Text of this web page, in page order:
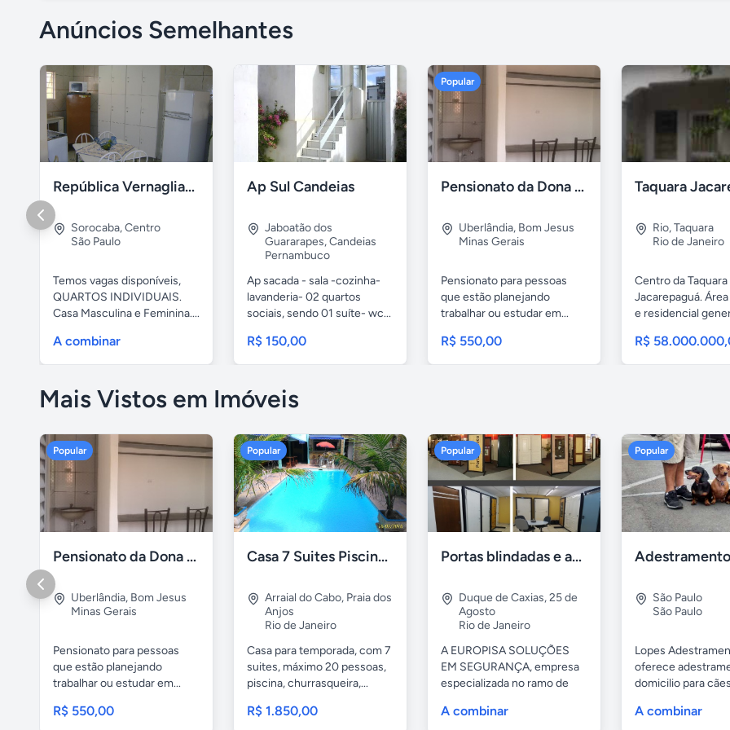
Anúncios Semelhantes
República Vernaglia-Estudantes e ou Trabalhadores
Sorocaba,Centro
São Paulo
Temos vagas disponíveis,
QUARTOS INDIVIDUAIS.
Casa Masculina e Feminina....
A combinar
Ap Sul Candeias
Jaboatão dos
Guararapes,Candeias
Pernambuco
Ap sacada - sala -cozinha-
lavanderia- 02 quartos
sociais, sendo 01 suíte- wc...
R$ 150,00
Popular
Pensionato da Dona Maria - Uberlândia/MG
Uberlândia, Bom Jesus
Minas Gerais
Pensionato para pessoas
que estão planejando
trabalhar ou estudar em...
R$ 550,00
Rio,Taquara
Rio de Janeiro
Centro da Taquara
Jacarepaguá.
e residencial
R$
Mais Vistos em Imóveis
Popular
Pensionato da Dona Maria - Uberlândia/MG
Uberlândia, Bom Jesus
Minas Gerais
Pensionato para pessoas
que estão planejando
trabalhar ou estudar em...
R$ 550,00
Popular
Casa 7 Suites Piscina - Praia dos Anjos
Arraial do Cabo, Praia dos
Anjos
Rio de Janeiro
Casa para temporada, com 7
suites, máximo 20 pessoas,
piscina, churrasqueira,...
R$ 1.850,00
Popular
Portas blindadas e anti-arrombamento Europisa
Duque de Caxias,25 de
Agosto
Rio de Janeiro
A EUROPISA SOLUÇÕES
EM SEGURANÇA, empresa
especializada no ramo de
A combinar
Popular
São Paulo
São Paulo
Lopes
oferece
domicilio para
A combinar